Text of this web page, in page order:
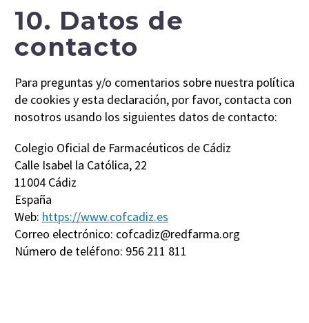
10. Datos de
contacto
Para preguntas y/o comentarios sobre nuestra política
de cookies y esta declaración, por favor, contacta con
nosotros usando los siguientes datos de contacto:
Colegio Oficial de Farmacéuticos de Cádiz
Calle Isabel la Católica, 22
11004 Cádiz
España
Web: https://www.cofcadiz.es
Correo electrónico: gro.amrafder@zidacfoc
Número de teléfono: 956 211 811